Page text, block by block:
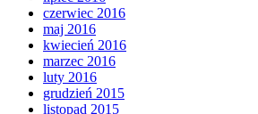
czerwiec 2016
maj 2016
kwiecień 2016
marzec 2016
luty 2016
grudzień 2015
listopad 2015